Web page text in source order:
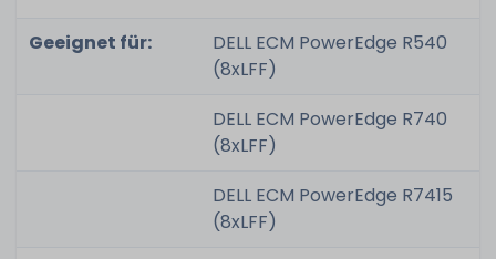
Geeignet für:
DELL ECM PowerEdge R540
(8xLFF)
DELL ECM PowerEdge R740
(8xLFF)
DELL ECM PowerEdge R7415
(8xLFF)